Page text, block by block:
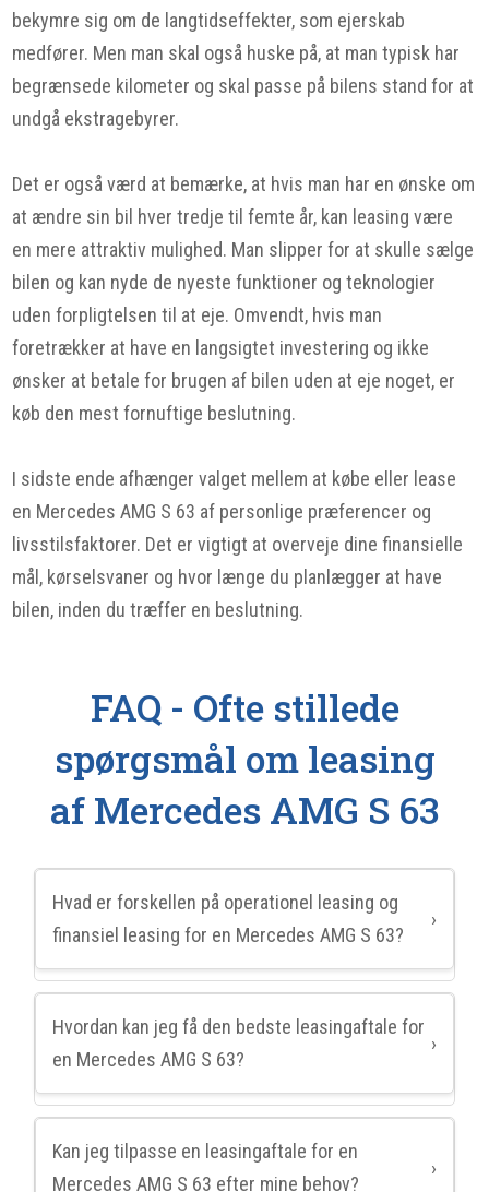
bekymre sig om de langtidseffekter, som ejerskab
medfører. Men man skal også huske på, at man typisk har
begrænsede kilometer og skal passe på bilens stand for at
undgå ekstragebyrer.
Det er også værd at bemærke, at hvis man har en ønske om
at ændre sin bil hver tredje til femte år, kan leasing være
en mere attraktiv mulighed. Man slipper for at skulle sælge
bilen og kan nyde de nyeste funktioner og teknologier
uden forpligtelsen til at eje. Omvendt, hvis man
foretrækker at have en langsigtet investering og ikke
ønsker at betale for brugen af bilen uden at eje noget, er
køb den mest fornuftige beslutning.
I sidste ende afhænger valget mellem at købe eller lease
en Mercedes AMG S 63 af personlige præferencer og
livsstilsfaktorer. Det er vigtigt at overveje dine finansielle
mål, kørselsvaner og hvor længe du planlægger at have
bilen, inden du træffer en beslutning.
FAQ - Ofte stillede
spørgsmål om leasing
af Mercedes AMG S 63
Hvad er forskellen på operationel leasing og
finansiel leasing for en Mercedes AMG S 63?
›
Hvordan kan jeg få den bedste leasingaftale for
en Mercedes AMG S 63?
›
Kan jeg tilpasse en leasingaftale for en
Mercedes AMG S 63 efter mine behov?
›